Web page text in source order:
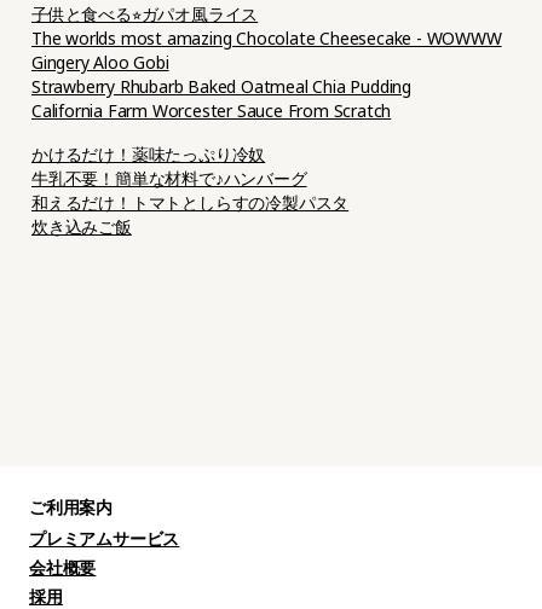
子供と食べる⭐︎ガパオ風ライス
The worlds most amazing Chocolate Cheesecake - WOWWW
Gingery Aloo Gobi
Strawberry Rhubarb Baked Oatmeal Chia Pudding
California Farm Worcester Sauce From Scratch
かけるだけ！薬味たっぷり冷奴
牛乳不要！簡単な材料で♪ハンバーグ
和えるだけ！トマトとしらすの冷製パスタ
炊き込みご飯
ご利用案内
プレミアムサービス
会社概要
採用